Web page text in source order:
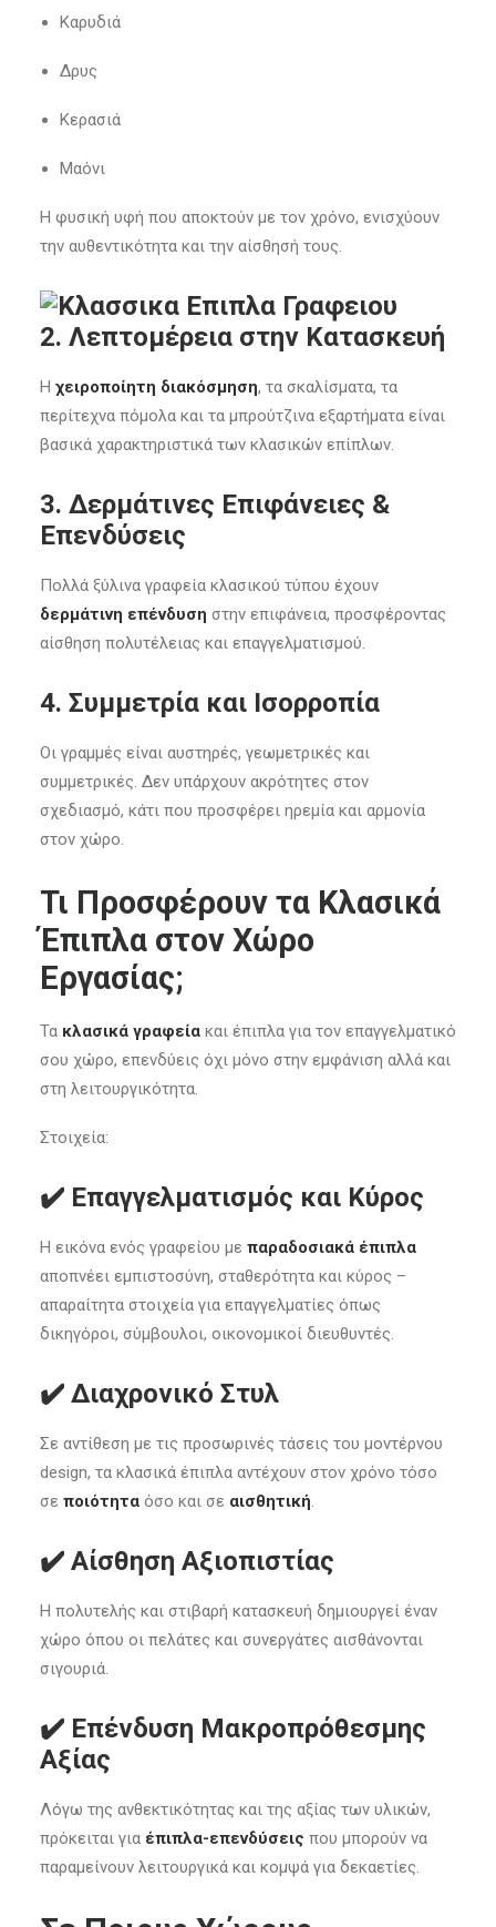
Καρυδιά
Δρυς
Κερασιά
Μαόνι
Η φυσική υφή που αποκτούν με τον χρόνο, ενισχύουν
την αυθεντικότητα και την αίσθησή τους.
2. Λεπτομέρεια στην Κατασκευή
Η χειροποίητη διακόσμηση, τα σκαλίσματα, τα
περίτεχνα πόμολα και τα μπρούτζινα εξαρτήματα είναι
βασικά χαρακτηριστικά των κλασικών επίπλων.
3. Δερμάτινες Επιφάνειες &
Επενδύσεις
Πολλά ξύλινα γραφεία κλασικού τύπου έχουν
δερμάτινη επένδυση στην επιφάνεια, προσφέροντας
αίσθηση πολυτέλειας και επαγγελματισμού.
4. Συμμετρία και Ισορροπία
Οι γραμμές είναι αυστηρές, γεωμετρικές και
συμμετρικές. Δεν υπάρχουν ακρότητες στον
σχεδιασμό, κάτι που προσφέρει ηρεμία και αρμονία
στον χώρο.
Τι Προσφέρουν τα Κλασικά
Έπιπλα στον Χώρο
Εργασίας;
Τα κλασικά γραφεία και έπιπλα για τον επαγγελματικό
σου χώρο, επενδύεις όχι μόνο στην εμφάνιση αλλά και
στη λειτουργικότητα.
Στοιχεία:
✔️ Επαγγελματισμός και Κύρος
Η εικόνα ενός γραφείου με παραδοσιακά έπιπλα
αποπνέει εμπιστοσύνη, σταθερότητα και κύρος –
απαραίτητα στοιχεία για επαγγελματίες όπως
δικηγόροι, σύμβουλοι, οικονομικοί διευθυντές.
✔️ Διαχρονικό Στυλ
Σε αντίθεση με τις προσωρινές τάσεις του μοντέρνου
design, τα κλασικά έπιπλα αντέχουν στον χρόνο τόσο
σε ποιότητα όσο και σε αισθητική.
✔️ Αίσθηση Αξιοπιστίας
Η πολυτελής και στιβαρή κατασκευή δημιουργεί έναν
χώρο όπου οι πελάτες και συνεργάτες αισθάνονται
σιγουριά.
✔️ Επένδυση Μακροπρόθεσμης
Αξίας
Λόγω της ανθεκτικότητας και της αξίας των υλικών,
πρόκειται για έπιπλα-επενδύσεις που μπορούν να
παραμείνουν λειτουργικά και κομψά για δεκαετίες.